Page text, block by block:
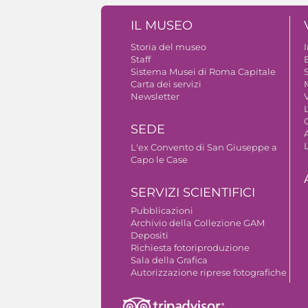
IL MUSEO
Storia del museo
Staff
Sistema Musei di Roma Capitale
Carta dei servizi
Newsletter
SEDE
L'ex Convento di San Giuseppe a
Capo le Case
SERVIZI SCIENTIFICI
Pubblicazioni
Archivio della Collezione GAM
Depositi
Richiesta fotoriproduzione
Sala della Grafica
Autorizzazione riprese fotografiche